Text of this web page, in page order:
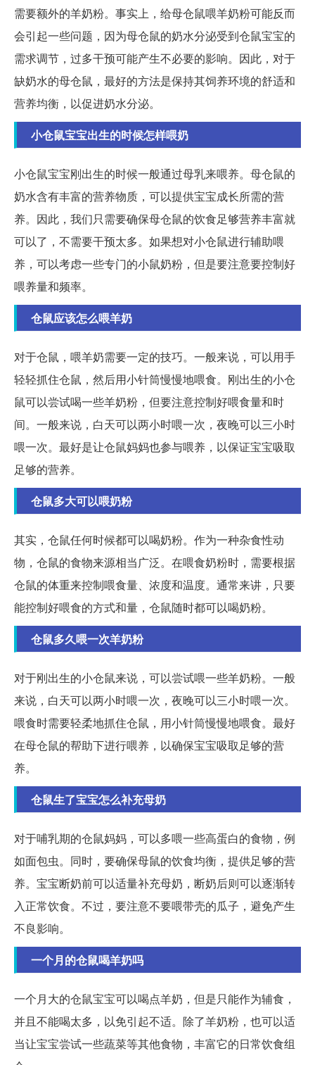
需要额外的羊奶粉。事实上，给母仓鼠喂羊奶粉可能反而
会引起一些问题，因为母仓鼠的奶水分泌受到仓鼠宝宝的
需求调节，过多干预可能产生不必要的影响。因此，对于
缺奶水的母仓鼠，最好的方法是保持其饲养环境的舒适和
营养均衡，以促进奶水分泌。
小仓鼠宝宝出生的时候怎样喂奶
小仓鼠宝宝刚出生的时候一般通过母乳来喂养。母仓鼠的
奶水含有丰富的营养物质，可以提供宝宝成长所需的营
养。因此，我们只需要确保母仓鼠的饮食足够营养丰富就
可以了，不需要干预太多。如果想对小仓鼠进行辅助喂
养，可以考虑一些专门的小鼠奶粉，但是要注意要控制好
喂养量和频率。
仓鼠应该怎么喂羊奶
对于仓鼠，喂羊奶需要一定的技巧。一般来说，可以用手
轻轻抓住仓鼠，然后用小针筒慢慢地喂食。刚出生的小仓
鼠可以尝试喝一些羊奶粉，但要注意控制好喂食量和时
间。一般来说，白天可以两小时喂一次，夜晚可以三小时
喂一次。最好是让仓鼠妈妈也参与喂养，以保证宝宝吸取
足够的营养。
仓鼠多大可以喂奶粉
其实，仓鼠任何时候都可以喝奶粉。作为一种杂食性动
物，仓鼠的食物来源相当广泛。在喂食奶粉时，需要根据
仓鼠的体重来控制喂食量、浓度和温度。通常来讲，只要
能控制好喂食的方式和量，仓鼠随时都可以喝奶粉。
仓鼠多久喂一次羊奶粉
对于刚出生的小仓鼠来说，可以尝试喂一些羊奶粉。一般
来说，白天可以两小时喂一次，夜晚可以三小时喂一次。
喂食时需要轻柔地抓住仓鼠，用小针筒慢慢地喂食。最好
在母仓鼠的帮助下进行喂养，以确保宝宝吸取足够的营
养。
仓鼠生了宝宝怎么补充母奶
对于哺乳期的仓鼠妈妈，可以多喂一些高蛋白的食物，例
如面包虫。同时，要确保母鼠的饮食均衡，提供足够的营
养。宝宝断奶前可以适量补充母奶，断奶后则可以逐渐转
入正常饮食。不过，要注意不要喂带壳的瓜子，避免产生
不良影响。
一个月的仓鼠喝羊奶吗
一个月大的仓鼠宝宝可以喝点羊奶，但是只能作为辅食，
并且不能喝太多，以免引起不适。除了羊奶粉，也可以适
当让宝宝尝试一些蔬菜等其他食物，丰富它的日常饮食组